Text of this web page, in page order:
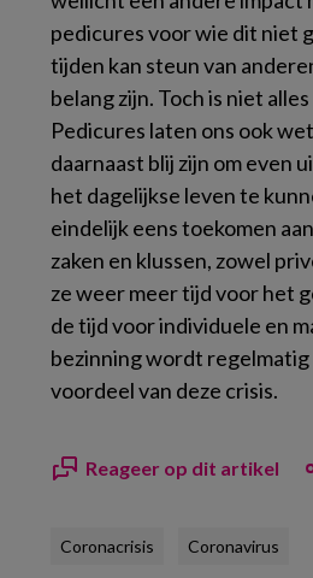
pedicures voor wie dit niet
tijden kan steun van
belang zijn. Toch is niet alles
Pedicures laten ons ook
daarnaast blij zijn om even
het dagelijkse leven te
eindelijk eens toekomen
zaken en klussen, zowel
ze weer meer tijd voor het
de tijd voor individuele en
bezinning wordt regelmatig
voordeel van deze crisis.
Reageer op dit artikel
Coronacrisis Coronavirus